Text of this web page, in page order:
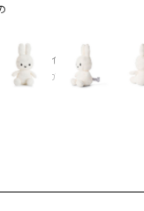
いいサイズ感
ッフィーが
です
ントントイズ）は、